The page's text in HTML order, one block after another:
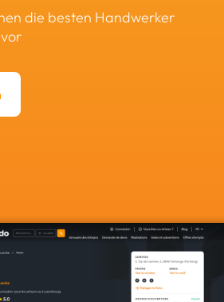
die besten Handwerker